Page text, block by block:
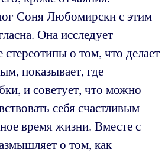
Соня Любомирски с этим
Она исследует
о том, что делает
показывает, где
и советует, что можно
себя счастливым
время жизни. Вместе с
о том, как